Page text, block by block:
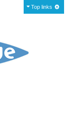
Top links